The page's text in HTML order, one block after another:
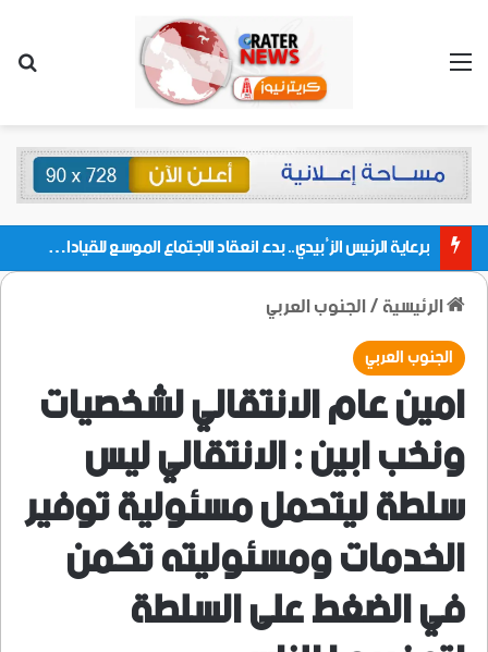
القائمة
برعاية الرئيس الزُبيدي.. بدء انعقاد الاجتماع الموسع للقيادات المحلية بالعاصمة ولمديريات وكتل مجلس العموم ومنسقيات الجامعة بالعاصمة عدن
الرئيسية/الجنوب العربي
الجنوب العربي
امين عام الانتقالي لشخصيات
ونخب ابين : الانتقالي ليس
سلطة ليتحمل مسئولية توفير
الخدمات ومسئوليته تكمن
في الضغط على السلطة